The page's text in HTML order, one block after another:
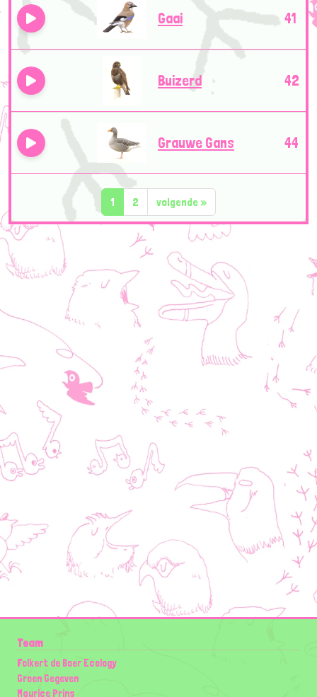
Gaai 41
Buizerd 42
Grauwe Gans 44
1 2 volgende»
Team
Folkert de Boer Ecology
Groen Gegeven
Maurice Prins